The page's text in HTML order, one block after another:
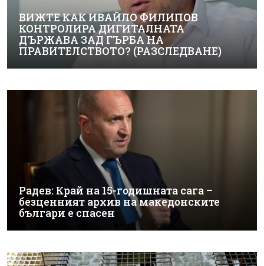
ВИЖТЕ КАК ИВАЙЛО ФИЛИПОВ
КОНТРОЛИРА ДИГИТАЛНАТА
ДЪРЖАВА ЗАД ГЪРБА НА
ПРАВИТЕЛСТВОТО? (РАЗСЛЕДВАНЕ)
Радев: Край на 15-годишната сага –
безценният архив на македонските
българи е спасен